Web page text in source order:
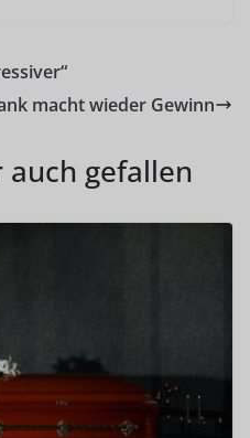
macht wieder Gewinn
gefallen